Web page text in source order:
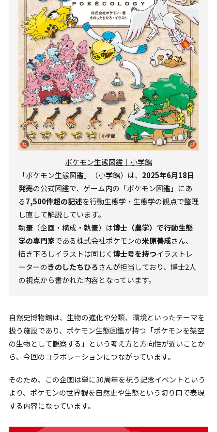
ポケモン生態図鑑｜小学館
「ポケモン生態図鑑」（小学館）は、 2025年6月18日
発売の公式図鑑で、ゲーム内の「ポケモン図鑑」にあ
る7,500件超の記述を行動生態学・生態学の観点で整理
し直して解説しています。
執筆（企画・構成・執筆）は博士（農学）で行動生態
学の専門家である株式会社ポケモンの米原善成さん、
描き下ろしイラストは同じく博士号を持つイラストレ
ーターのきのしたちひろさんが担当しており、博士2人
の視点から書かれた内容となっています。
自然史博物館は、生物の進化や分類、環境といったテーマを
扱う施設であり、ポケモン生態図鑑が持つ「ポケモンを架空
の生物として観察する」という考え方と方向性が近いことか
ら、今回のコラボレーションにつながっています。
そのため、この企画は単に30周年を祝う記念イベントという
より、ポケモンの世界観を自然史や生態という切り口で表現
する内容になっています。